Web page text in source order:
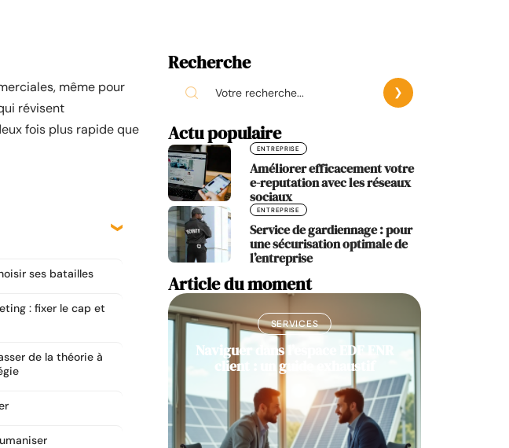
même pour
révisent
fois plus rapide que
ses batailles
: fixer le cap et
de la théorie à
Recherche
Actu populaire
ENTREPRISE
Améliorer efficacement votre
e-reputation avec les réseaux
sociaux
ENTREPRISE
Service de gardiennage : pour
une sécurisation optimale de
l’entreprise
Article du moment
SERVICES
Naviguer dans l’espace EDF ENR
client : un guide exhaustif